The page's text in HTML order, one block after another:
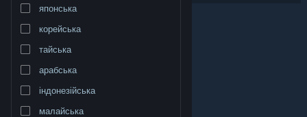
Переглянути повну версію
японська
корейська
тайська
арабська
індонезійська
малайська